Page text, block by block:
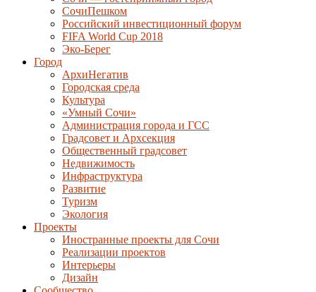
СочиПешком
Российский инвестиционный форум
FIFA World Cup 2018
Эко-Берег
Город
АрхиНегатив
Городская среда
Культура
«Умный Сочи»
Администрация города и ГСС
Градсовет и Архсекция
Общественный градсовет
Недвижимость
Инфраструктура
Развитие
Туризм
Экология
Проекты
Иностранные проекты для Сочи
Реализации проектов
Интерьеры
Дизайн